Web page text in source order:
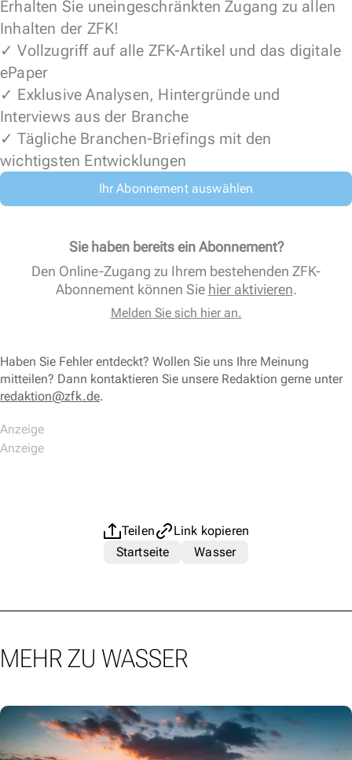
Erhalten Sie uneingeschränkten Zugang zu allen
Inhalten der ZFK!
✓ Vollzugriff auf alle ZFK-Artikel und das digitale
ePaper
✓ Exklusive Analysen, Hintergründe und
Interviews aus der Branche
✓ Tägliche Branchen-Briefings mit den
wichtigsten Entwicklungen
Ihr Abonnement auswählen
Sie haben bereits ein Abonnement?
Den Online-Zugang zu Ihrem bestehenden ZFK-
Abonnement können Sie hier aktivieren.
Melden Sie sich hier an.
Haben Sie Fehler entdeckt? Wollen Sie uns Ihre Meinung
mitteilen? Dann kontaktieren Sie unsere Redaktion gerne unter
redaktion@zfk.de.
Teilen
Link kopieren
Startseite
Wasser
MEHR ZU WASSER